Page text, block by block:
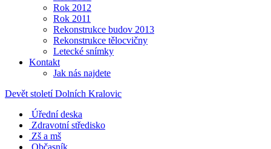
Rok 2012
Rok 2011
Rekonstrukce budov 2013
Rekonstrukce tělocvičny
Letecké snímky
Kontakt
Jak nás najdete
Devět století Dolních Kralovic
Úřední deska
Zdravotní středisko
Zš a mš
Občasník